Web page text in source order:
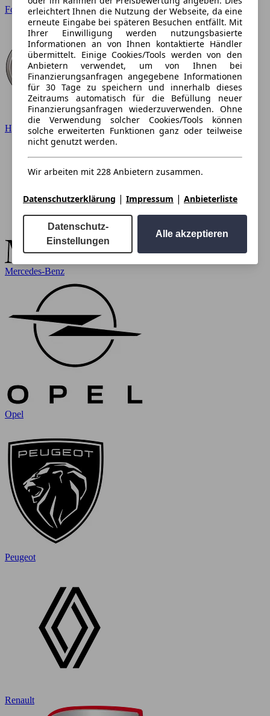
Ford
Hyundai
Mercedes-Benz
Opel
Peugeot
Renault
erleichtert Ihnen die Nutzung der Webseite, da eine
erneute Eingabe bei späteren Besuchen entfällt. Mit
Ihrer Einwilligung werden nutzungsbasierte
Informationen an von Ihnen kontaktierte Händler
übermittelt. Einige Cookies/Tools werden von den
Anbietern verwendet, um von Ihnen bei
Finanzierungsanfragen angegebene Informationen
für 30 Tage zu speichern und innerhalb dieses
Zeitraums automatisch für die Befüllung neuer
Finanzierungsanfragen wiederzuverwenden. Ohne
die Verwendung solcher Cookies/Tools können
solche erweiterten Funktionen ganz oder teilweise
nicht genutzt werden.
Wir arbeiten mit 228 Anbietern zusammen.
Datenschutzerklärung | Impressum | Anbieterliste
Datenschutz-
Einstellungen
Alle akzeptieren